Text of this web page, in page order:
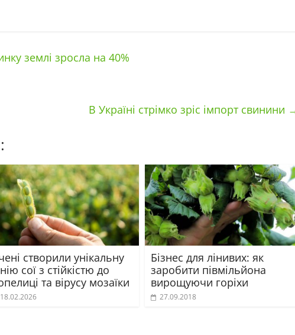
землі зросла на 40%
В Україні стрімко зріс імпорт свинини
створили унікальну
сої з стійкістю до
та вірусу мозаїки
18.02.2026
Бізнес для лінивих: як
заробити півмільйона
вирощуючи горіхи
27.09.2018